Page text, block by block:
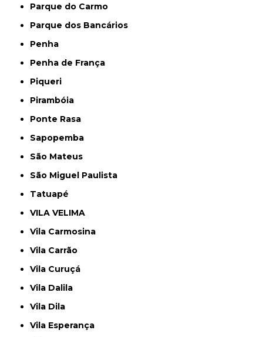
Parque do Carmo
Parque dos Bancários
Penha
Penha de França
Piqueri
Pirambóia
Ponte Rasa
Sapopemba
São Mateus
São Miguel Paulista
Tatuapé
VILA VELIMA
Vila Carmosina
Vila Carrão
Vila Curuçá
Vila Dalila
Vila Dila
Vila Esperança